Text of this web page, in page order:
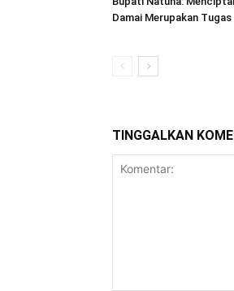
Damai Merupakan Tugas
TINGGALKAN